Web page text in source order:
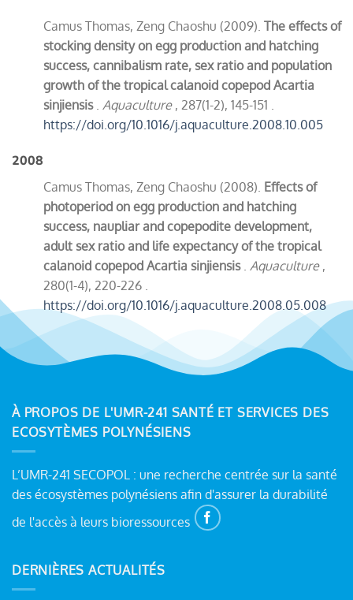
Camus Thomas, Zeng Chaoshu (2009). The effects of
stocking density on egg production and hatching
success, cannibalism rate, sex ratio and population
growth of the tropical calanoid copepod Acartia
sinjiensis. Aquaculture, 287(1-2), 145-151 .
https://doi.org/10.1016/j.aquaculture.2008.10.005
2008
Camus Thomas, Zeng Chaoshu (2008). Effects of
photoperiod on egg production and hatching
success, naupliar and copepodite development,
adult sex ratio and life expectancy of the tropical
calanoid copepod Acartia sinjiensis. Aquaculture,
280(1-4), 220-226 .
https://doi.org/10.1016/j.aquaculture.2008.05.008
À PROPOS DE L'UMR-241 SANTÉ ET SERVICES DES
ECOSYTÈMES POLYNÉSIENS
L’UMR-241 SECOPOL : une recherche centrée sur la santé
des écosystèmes polynésiens afin d'assurer la durabilité
de l'accès à leurs bioressources
DERNIÈRES ACTUALITÉS